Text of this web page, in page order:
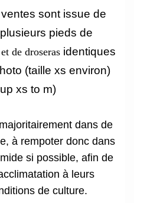
sont issue de
pieds de
de droserasidentiques
(taille xs environ)
xs to m)
dans de
à rempoter donc dans
si possible, afin de
à leurs
de culture.